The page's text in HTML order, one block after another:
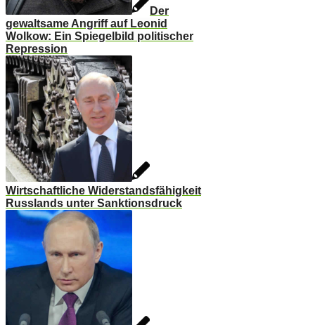
Der
gewaltsame Angriff auf Leonid
Wolkow: Ein Spiegelbild politischer
Repression
Wirtschaftliche Widerstandsfähigkeit
Russlands unter Sanktionsdruck